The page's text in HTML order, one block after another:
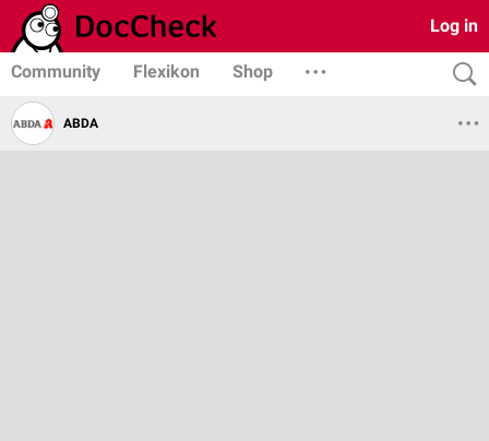
Log in
Community Flexikon Shop
ABDA